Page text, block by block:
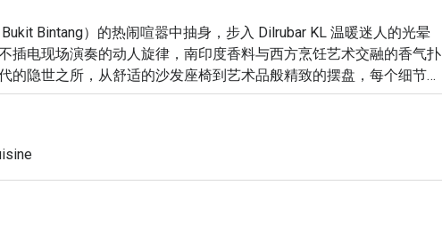
Bintang）的热闹喧嚣中抽身，步入 Dilrubar KL 温暖迷人的光晕
插电现场演奏的动人旋律，南印度香料与西方烹饪艺术交融的香气扑
的隐世之所，从舒适的沙发座椅到艺术品般精致的摆盘，每个细节都
意时光。这不仅是一顿饭，更是一场在吉隆坡市中心，充满活力、风
餐，还是想在此流连整晚，以下是它令人难忘的魅力所在：
巧思的菜单，将南印度料理的精髓与现代西方烹饪技巧趣味融合。